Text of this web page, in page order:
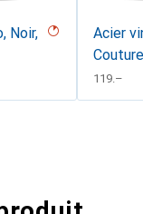
Noir,
Acier
Couture
CHF
119.–